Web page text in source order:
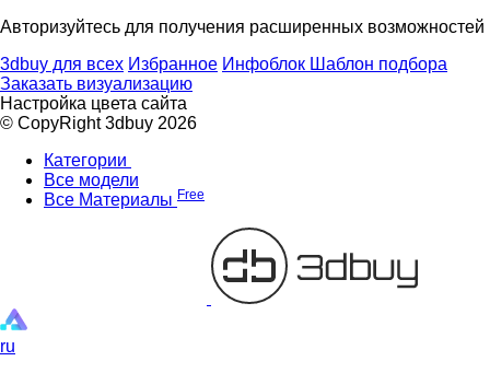
Авторизуйтесь для получения расширенных возможностей
3dbuy для всех Избранное Инфоблок Шаблон подбора
Заказать визуализацию
Настройка цвета сайта
© CopyRight 3dbuy 2026
Категории
Все модели
Все Материалы Free
ru